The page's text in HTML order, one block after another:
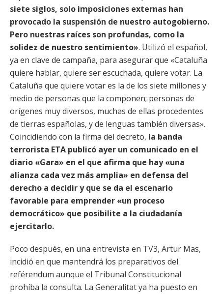
siete siglos, solo imposiciones externas han
provocado la suspensión de nuestro autogobierno.
Pero nuestras raíces son profundas, como la
solidez de nuestro sentimiento». Utilizó el español,
ya en clave de campaña, para asegurar que «Cataluña
quiere hablar, quiere ser escuchada, quiere votar. La
Cataluña que quiere votar es la de los siete millones y
medio de personas que la componen; personas de
orígenes muy diversos, muchas de ellas procedentes
de tierras españolas, y de lenguas también diversas».
Coincidiendo con la firma del decreto, la banda
terrorista ETA publicó ayer un comunicado en el
diario «Gara» en el que afirma que hay «una
alianza cada vez más amplia» en defensa del
derecho a decidir y que se da el escenario
favorable para emprender «un proceso
democrático» que posibilite a la ciudadanía
ejercitarlo.
Poco después, en una entrevista en TV3, Artur Mas,
incidió en que mantendrá los preparativos del
reférendum aunque el Tribunal Constitucional
prohíba la consulta. La Generalitat ya ha puesto en